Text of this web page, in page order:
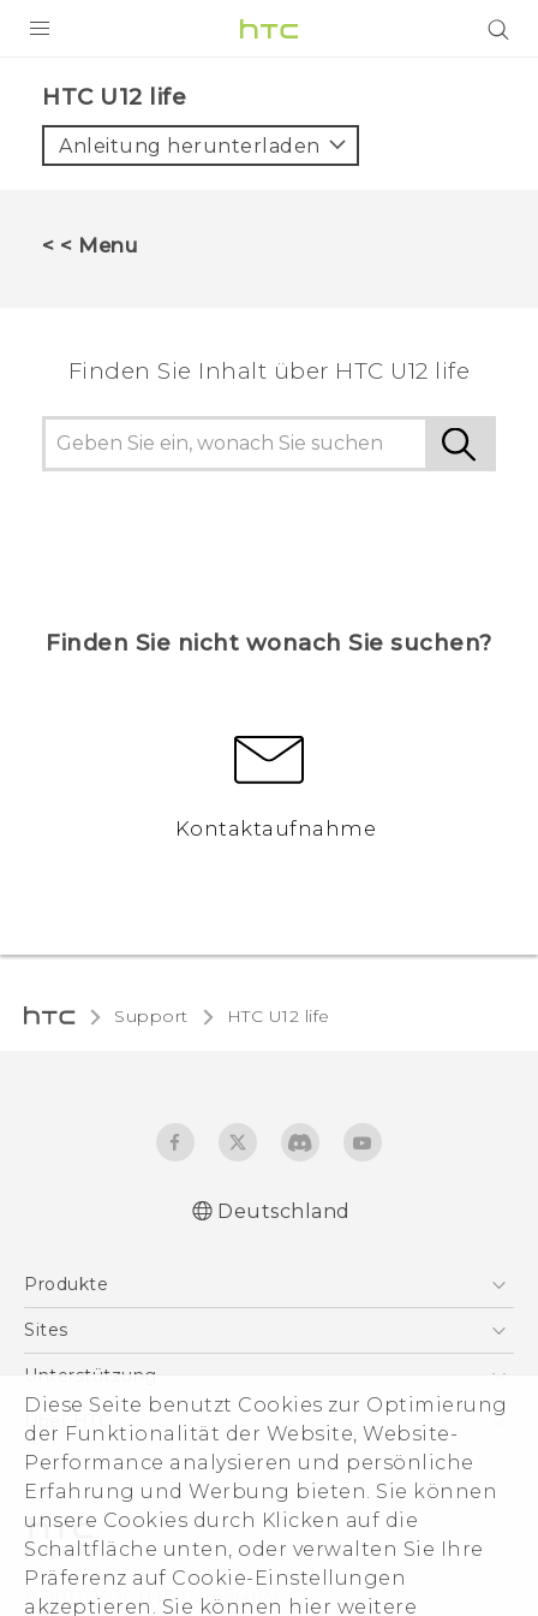
Diese Seite benutzt Cookies zur Optimierung
der Funktionalität der Website, Website-
Performance analysieren und persönliche
Erfahrung und Werbung bieten. Sie können
unsere Cookies durch Klicken auf die
Schaltfläche unten, oder verwalten Sie Ihre
Präferenz auf Cookie-Einstellungen
akzeptieren. Sie können hier weitere
VIVE
UNTERSTÜTZUNG
HTC-Geräte und Zubehör
Anmelden
HTC U12 life‎
Anleitung herunterladen
< < Menu
Finden Sie Inhalt über‎ HTC U12 life
Finden Sie nicht wonach Sie suchen?
Kontaktaufnahme
Support HTC U12 life‎
behördliche Bestimmungen
English - Quick start guide
English - User manual
English - Safety and regulatory guide
Deutschland
Produkte
Smartphones
VIVE
Zubehör
Sites
HTC Dev
HTC Vive
Unterstützung
Unterstützung
eCommerce Support
Über HTC
ESG
Impressum
Investor
Cookie Preferences
Offene Stellen
© 2011-2026 HTC Corporation